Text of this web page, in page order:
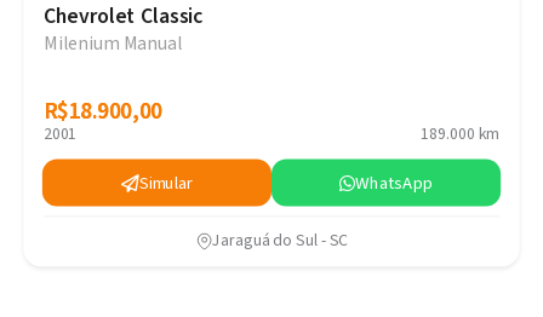
Chevrolet Classic
Milenium Manual
R$18.900,00
R$18.900,00
2001 189.000 km
Simular WhatsApp
Jaraguá do Sul - SC